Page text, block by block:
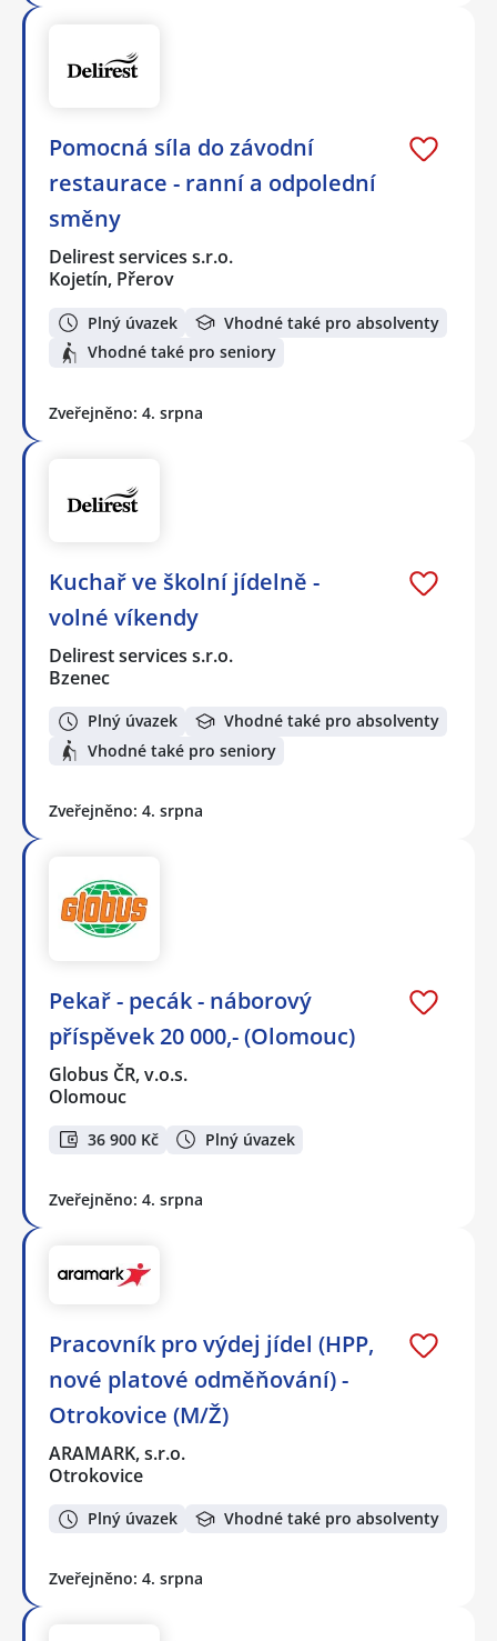
Pomocná síla do závodní
restaurace - ranní a odpolední
směny
Delirest services s.r.o.
Kojetín, Přerov
Plný úvazek
Vhodné také pro absolventy
Vhodné také pro seniory
Zveřejněno: 4. srpna
Kuchař ve školní jídelně -
volné víkendy
Delirest services s.r.o.
Bzenec
Plný úvazek
Vhodné také pro absolventy
Vhodné také pro seniory
Zveřejněno: 4. srpna
Pekař - pecák - náborový
příspěvek 20 000,- (Olomouc)
Globus ČR, v.o.s.
Olomouc
36 900 Kč Plný úvazek
Zveřejněno: 4. srpna
Pracovník pro výdej jídel (HPP,
nové platové odměňování) -
Otrokovice (M/Ž)
ARAMARK, s.r.o.
Otrokovice
Plný úvazek Vhodné také pro absolventy
Zveřejněno: 4. srpna